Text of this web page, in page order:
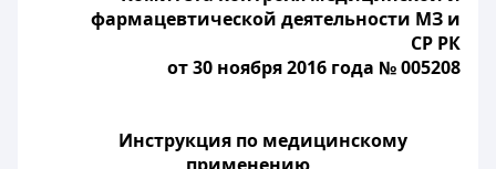
фармацевтической деятельности МЗ и
СР РК
от 30 ноября 2016 года № 005208
Инструкция по медицинскому